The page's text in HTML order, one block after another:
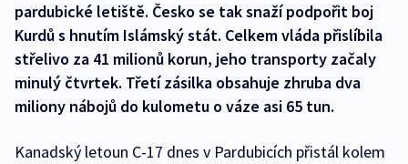
pardubické letiště. Česko se tak snaží podpořit boj
Kurdů s hnutím Islámský stát. Celkem vláda přislíbila
střelivo za 41 milionů korun, jeho transporty začaly
minulý čtvrtek. Třetí zásilka obsahuje zhruba dva
miliony nábojů do kulometu o váze asi 65 tun.
Kanadský letoun C-17 dnes v Pardubicích přistál kolem